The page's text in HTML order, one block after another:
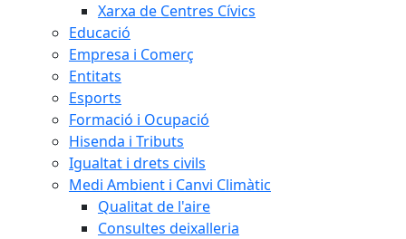
Xarxa de Centres Cívics
Educació
Empresa i Comerç
Entitats
Esports
Formació i Ocupació
Hisenda i Tributs
Igualtat i drets civils
Medi Ambient i Canvi Climàtic
Qualitat de l'aire
Consultes deixalleria